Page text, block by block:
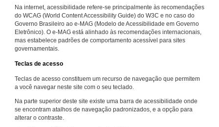
Na internet, acessibilidade refere-se principalmente às recomendações
do WCAG (World Content Accessibility Guide) do W3C e no caso do
Governo Brasileiro ao e-MAG (Modelo de Acessibilidade em Governo
Eletrônico). O e-MAG está alinhado às recomendações internacionais,
mas estabelece padrões de comportamento acessível para sites
governamentais.
Teclas de acesso
Teclas de acesso constituem um recurso de navegação que permitem
a você navegar neste site com o seu teclado.
Na parte superior deste site existe uma barra de acessibilidade onde
se encontram atalhos de navegação padronizados, e a opção para
alterar o contraste.